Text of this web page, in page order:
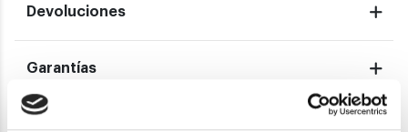
Devoluciones
Garantías